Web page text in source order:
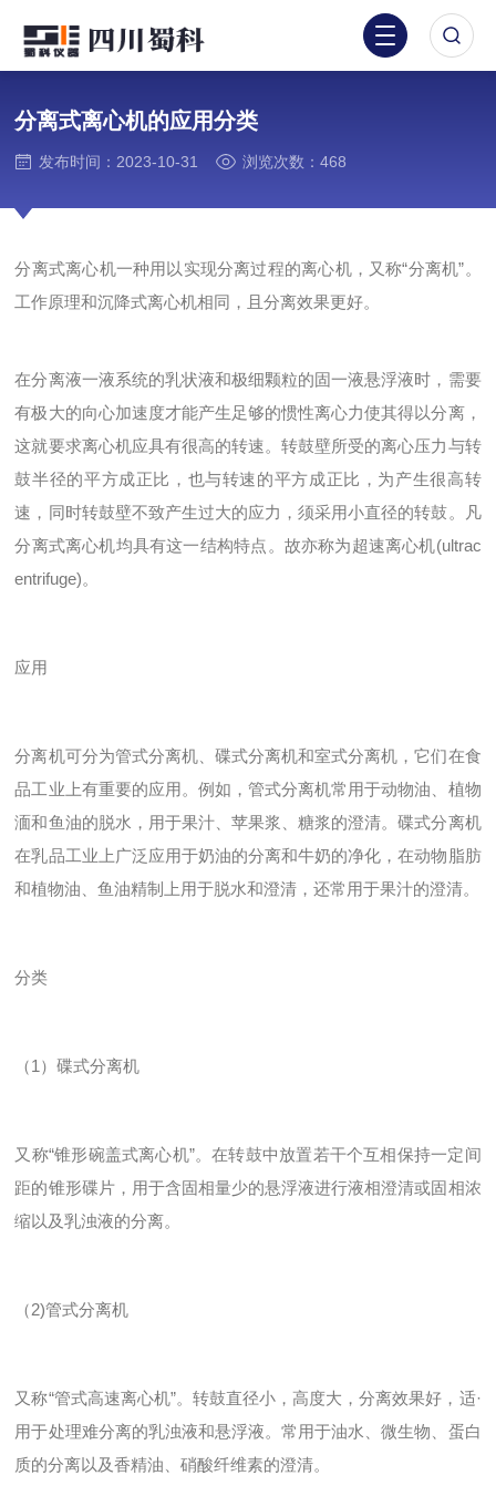
分离式离心机的应用分类
发布时间：2023-10-31 浏览次数：468
分离式离心机一种用以实现分离过程的离心机，又称“分离机”。
工作原理和沉降式离心机相同，且分离效果更好。
在分离液一液系统的乳状液和极细颗粒的固一液悬浮液时，需要
有极大的向心加速度才能产生足够的惯性离心力使其得以分离，
这就要求离心机应具有很高的转速。转鼓壁所受的离心压力与转
鼓半径的平方成正比，也与转速的平方成正比，为产生很高转
速，同时转鼓壁不致产生过大的应力，须采用小直径的转鼓。凡
分离式离心机均具有这一结构特点。故亦称为超速离心机(ultrac
entrifuge)。
应用
分离机可分为管式分离机、碟式分离机和室式分离机，它们在食
品工业上有重要的应用。例如，管式分离机常用于动物油、植物
湎和鱼油的脱水，用于果汁、苹果浆、糖浆的澄清。碟式分离机
在乳品工业上广泛应用于奶油的分离和牛奶的净化，在动物脂肪
和植物油、鱼油精制上用于脱水和澄清，还常用于果汁的澄清。
分类
（1）碟式分离机
又称“锥形碗盖式离心机”。在转鼓中放置若干个互相保持一定间
距的锥形碟片，用于含固相量少的悬浮液进行液相澄清或固相浓
缩以及乳浊液的分离。
（2)管式分离机
又称“管式高速离心机”。转鼓直径小，高度大，分离效果好，适·
用于处理难分离的乳浊液和悬浮液。常用于油水、微生物、蛋白
质的分离以及香精油、硝酸纤维素的澄清。